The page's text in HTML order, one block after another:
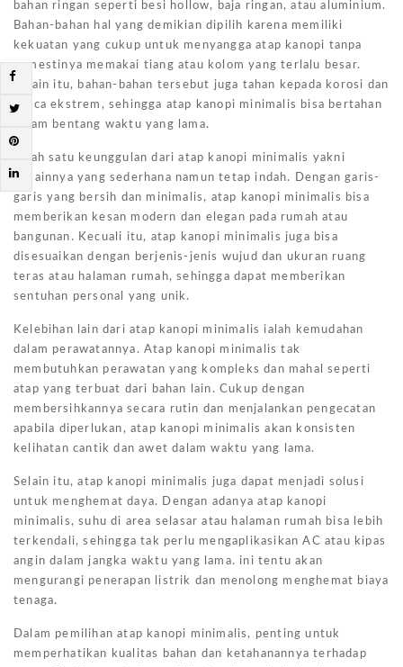
bahan ringan seperti besi hollow, baja ringan, atau aluminium.
Bahan-bahan hal yang demikian dipilih karena memiliki
kekuatan yang cukup untuk menyangga atap kanopi tanpa
semestinya memakai tiang atau kolom yang terlalu besar.
Selain itu, bahan-bahan tersebut juga tahan kepada korosi dan
cuaca ekstrem, sehingga atap kanopi minimalis bisa bertahan
dalam bentang waktu yang lama.
Salah satu keunggulan dari atap kanopi minimalis yakni
desainnya yang sederhana namun tetap indah. Dengan garis-
garis yang bersih dan minimalis, atap kanopi minimalis bisa
memberikan kesan modern dan elegan pada rumah atau
bangunan. Kecuali itu, atap kanopi minimalis juga bisa
disesuaikan dengan berjenis-jenis wujud dan ukuran ruang
teras atau halaman rumah, sehingga dapat memberikan
sentuhan personal yang unik.
Kelebihan lain dari atap kanopi minimalis ialah kemudahan
dalam perawatannya. Atap kanopi minimalis tak
membutuhkan perawatan yang kompleks dan mahal seperti
atap yang terbuat dari bahan lain. Cukup dengan
membersihkannya secara rutin dan menjalankan pengecatan
apabila diperlukan, atap kanopi minimalis akan konsisten
kelihatan cantik dan awet dalam waktu yang lama.
Selain itu, atap kanopi minimalis juga dapat menjadi solusi
untuk menghemat daya. Dengan adanya atap kanopi
minimalis, suhu di area selasar atau halaman rumah bisa lebih
terkendali, sehingga tak perlu mengaplikasikan AC atau kipas
angin dalam jangka waktu yang lama. ini tentu akan
mengurangi penerapan listrik dan menolong menghemat biaya
tenaga.
Dalam pemilihan atap kanopi minimalis, penting untuk
memperhatikan kualitas bahan dan ketahanannya terhadap